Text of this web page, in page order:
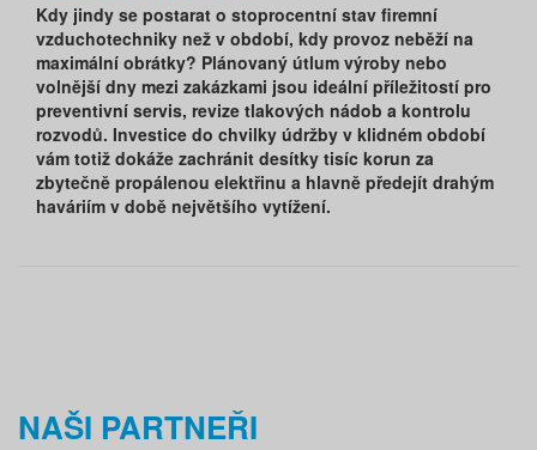
Kdy jindy se postarat o stoprocentní stav firemní
vzduchotechniky než v období, kdy provoz neběží na
maximální obrátky? Plánovaný útlum výroby nebo
volnější dny mezi zakázkami jsou ideální příležitostí pro
preventivní servis, revize tlakových nádob a kontrolu
rozvodů. Investice do chvilky údržby v klidném období
vám totiž dokáže zachránit desítky tisíc korun za
zbytečně propálenou elektřinu a hlavně předejít drahým
haváriím v době největšího vytížení.
NAŠI PARTNEŘI